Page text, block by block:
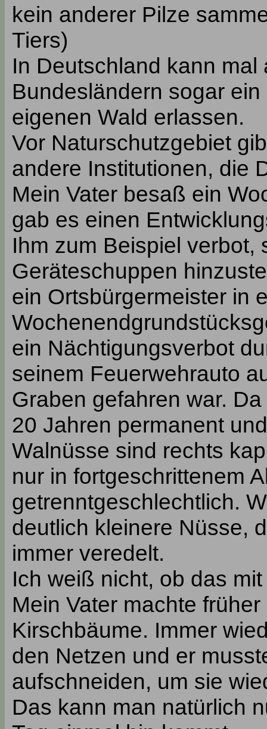
kein anderer Pilze
Tiers)
In Deutschland kann
Bundesländern sogar
eigenen Wald erlassen.
Vor Naturschutzgebiet
andere Institutionen, die
Mein Vater besaß ein
gab es einen
Ihm zum Beispiel
Geräteschuppen
ein Ortsbürgermeister in
ein Nächtigungsverbot
seinem Feuerwehrauto
Graben gefahren war.
20 Jahren permanent
Walnüsse sind rechts
nur in fortgeschrittenem
getrenntgeschlechtlich.
deutlich kleinere Nüsse,
immer veredelt.
Ich weiß nicht, ob das
Mein Vater machte
Kirschbäume. Immer
den Netzen und er
aufschneiden, um sie
Das kann man natürlich